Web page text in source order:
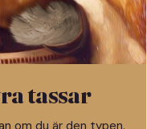
tassar